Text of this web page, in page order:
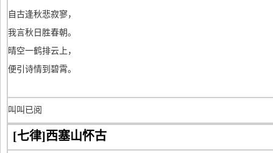
自古逢秋悲寂寥，
我言秋日胜春朝。
晴空一鹤排云上，
便引诗情到碧霄。
叫叫已阅
[七律]西塞山怀古